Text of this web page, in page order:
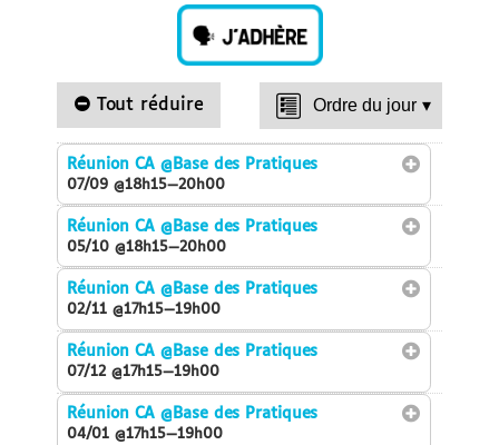
Tout réduire Ordre du jour ▾
Réunion CA@Base des Pratiques
07/09 @18h15—20h00
Réunion CA@Base des Pratiques
05/10 @18h15—20h00
Réunion CA@Base des Pratiques
02/11 @17h15—19h00
Réunion CA@Base des Pratiques
07/12 @17h15—19h00
Réunion CA@Base des Pratiques
04/01 @17h15—19h00